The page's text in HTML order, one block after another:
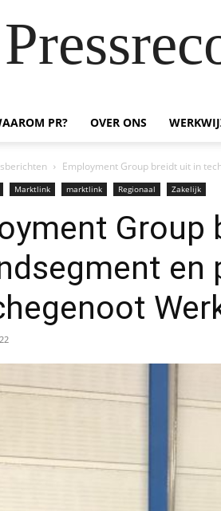
PR? OVER ONS
Employment Group breidt uit in
Marktlink marktlink Regionaal Zakelijk
en